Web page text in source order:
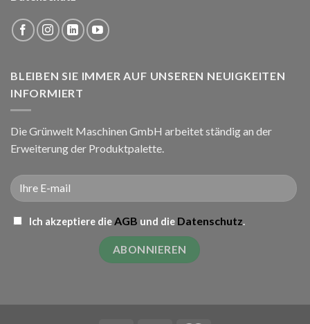
BLEIBEN SIE IMMER AUF UNSEREN NEUIGKEITEN
INFORMIERT
Die Grünwelt Maschinen GmbH arbeitet ständig an der
Erweiterung der Produktpalette.
Ich akzeptiere die AGB und die Datenschutz.